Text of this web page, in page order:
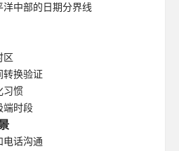
洋中部的日期分界线
区
转换验证
习惯
端时段
电话沟通